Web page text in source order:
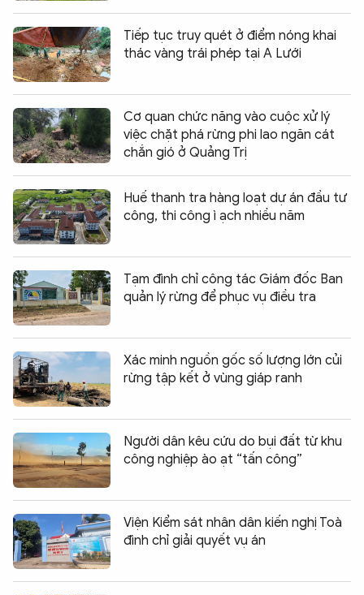
Tiếp tục truy quét ở điểm nóng khai
thác vàng trái phép tại A Lưới
Cơ quan chức năng vào cuộc xử lý
việc chặt phá rừng phi lao ngăn cát
chắn gió ở Quảng Trị
Huế thanh tra hàng loạt dự án đầu tư
công, thi công ì ạch nhiều năm
Tạm đình chỉ công tác Giám đốc Ban
quản lý rừng để phục vụ điều tra
Xác minh nguồn gốc số lượng lớn củi
rừng tập kết ở vùng giáp ranh
Người dân kêu cứu do bụi đất từ khu
công nghiệp ào ạt “tấn công”
Viện Kiểm sát nhân dân kiến nghị Toà
đình chỉ giải quyết vụ án